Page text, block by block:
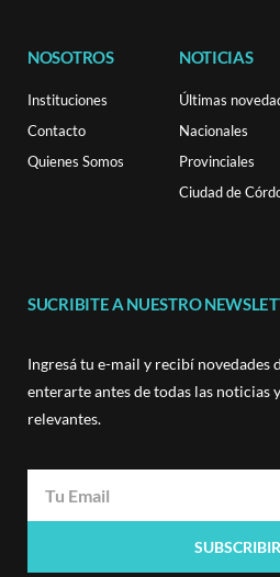
NOSOTROS
Instituciones
Contacto
Quienes Somos
NOTICIAS
Últimas
Nacionales
Provinciales
Ciudad de
SUCRIBITE A NUESTRO
Ingresá tu e-mail y recibí novedades
enterarte antes de todas las noticias
relevantes.